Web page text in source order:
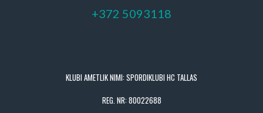
+372 5093118
KLUBI AMETLIK NIMI: SPORDIKLUBI HC TALLAS
REG. NR: 80022688